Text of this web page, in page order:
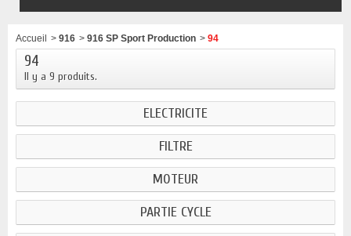
Accueil > 916 > 916 SP Sport Production > 94
94
Il y a 9 produits.
ELECTRICITE
FILTRE
MOTEUR
PARTIE CYCLE